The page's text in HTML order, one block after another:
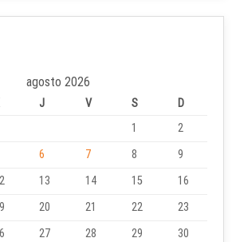
agosto 2026
J V S
D
1
2
6 7 8
9
13 14 15
16
20 21 22
23
27 28 29
30